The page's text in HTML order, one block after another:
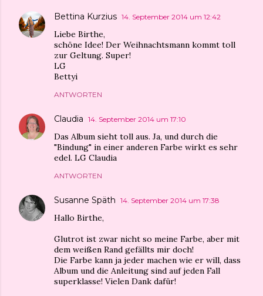
Bettina Kurzius 14. September 2014 um 12:42
Liebe Birthe,
schöne Idee! Der Weihnachtsmann kommt toll
zur Geltung. Super!
LG
Bettyi
ANTWORTEN
Claudia 14. September 2014 um 17:10
Das Album sieht toll aus. Ja, und durch die
"Bindung" in einer anderen Farbe wirkt es sehr
edel. LG Claudia
ANTWORTEN
Susanne Späth 14. September 2014 um 17:38
Hallo Birthe,
Glutrot ist zwar nicht so meine Farbe, aber mit
dem weißen Rand gefällts mir doch!
Die Farbe kann ja jeder machen wie er will, dass
Album und die Anleitung sind auf jeden Fall
superklasse! Vielen Dank dafür!